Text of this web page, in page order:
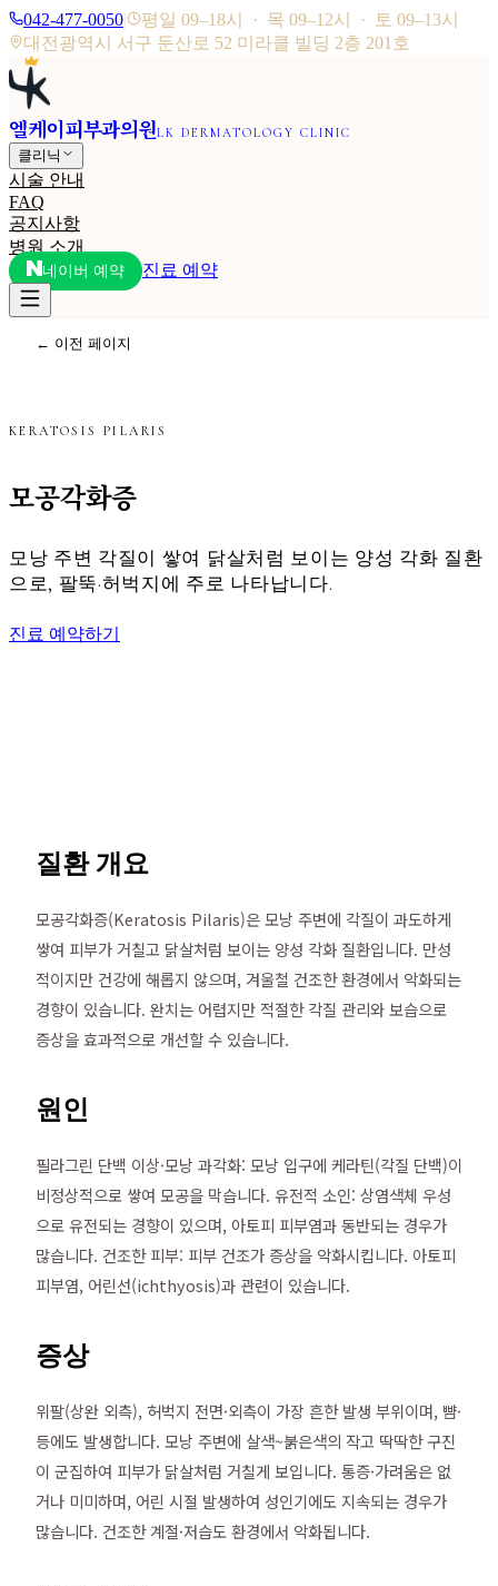
042-477-0050|
평일 09–18시 · 목 09–12시 · 토 09–13시
대전광역시 서구 둔산로 52 미라클 빌딩 2층 201호
엘케이피부과의원LK DERMATOLOGY CLINIC
클리닉
시술 안내
FAQ
공지사항
병원 소개
네이버 예약 진료 예약
← 이전 페이지
KERATOSIS PILARIS
모공각화증
모낭 주변 각질이 쌓여 닭살처럼 보이는 양성 각화 질환
으로, 팔뚝·허벅지에 주로 나타납니다.
진료 예약하기
질환 개요
모공각화증(Keratosis Pilaris)은 모낭 주변에 각질이 과도하게
쌓여 피부가 거칠고 닭살처럼 보이는 양성 각화 질환입니다. 만성
적이지만 건강에 해롭지 않으며, 겨울철 건조한 환경에서 악화되는
경향이 있습니다. 완치는 어렵지만 적절한 각질 관리와 보습으로
증상을 효과적으로 개선할 수 있습니다.
원인
필라그린 단백 이상·모낭 과각화: 모낭 입구에 케라틴(각질 단백)이
비정상적으로 쌓여 모공을 막습니다. 유전적 소인: 상염색체 우성
으로 유전되는 경향이 있으며, 아토피 피부염과 동반되는 경우가
많습니다. 건조한 피부: 피부 건조가 증상을 악화시킵니다. 아토피
피부염, 어린선(ichthyosis)과 관련이 있습니다.
증상
위팔(상완 외측), 허벅지 전면·외측이 가장 흔한 발생 부위이며, 뺨·
등에도 발생합니다. 모낭 주변에 살색~붉은색의 작고 딱딱한 구진
이 군집하여 피부가 닭살처럼 거칠게 보입니다. 통증·가려움은 없
거나 미미하며, 어린 시절 발생하여 성인기에도 지속되는 경우가
많습니다. 건조한 계절·저습도 환경에서 악화됩니다.